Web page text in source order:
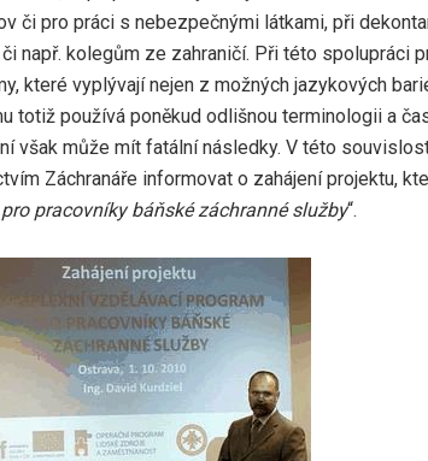
či pro práci s nebezpečnými látkami, při
např. kolegům ze zahraničí. Při této spolupráci
které vyplývají nejen z možných jazykových
totiž používá poněkud odlišnou terminologii a
však může mít fatální následky. V této
Záchranáře informovat o zahájení projektu,
pracovníky báňské záchranné služby“.